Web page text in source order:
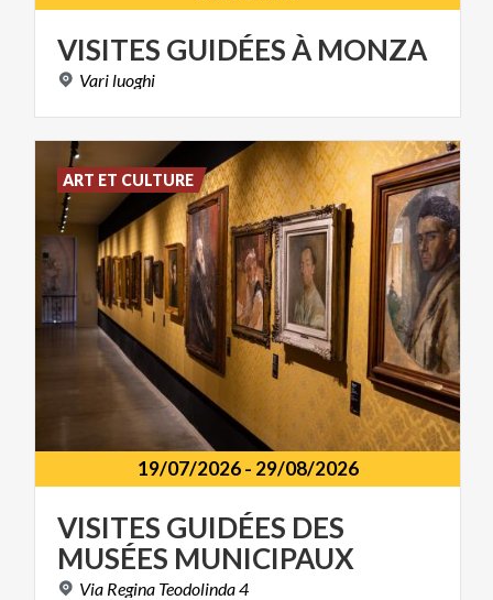
VISITES GUIDÉESÀ MONZA
Variluoghi
19/07/2026- 29/08/2026
VISITES GUIDÉES DES
MUSÉES MUNICIPAUX
Via Regina Teodolinda4
ART ET CULTURE